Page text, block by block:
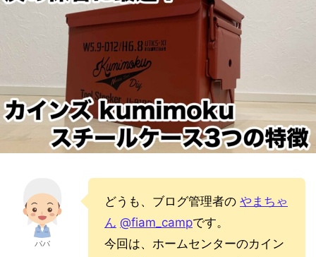
パパ
どうも、ブログ管理者の やまちゃ
ん @fiam_campです。
今回は、ホームセンターのカイン